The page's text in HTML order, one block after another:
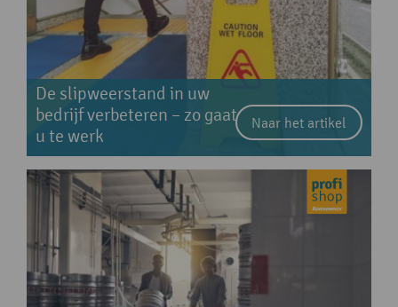
De slipweerstand in uw
bedrijf verbeteren – zo gaat
u te werk
Naar het artikel